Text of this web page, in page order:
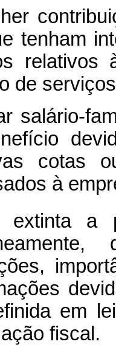
tenham
relativos
de
salário-
cotas
à
a
em
fiscal.